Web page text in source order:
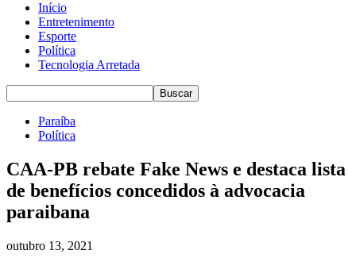
Início
Entretenimento
Esporte
Política
Tecnologia Arretada
Paraíba
Política
CAA-PB rebate Fake News e destaca lista
de benefícios concedidos à advocacia
paraibana
outubro 13, 2021